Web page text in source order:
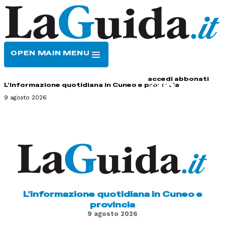
OPEN MAIN MENU
accedi abbonati
L'informazione quotidiana in Cuneo e provincia
9 agosto 2026
L'informazione quotidiana in Cuneo e
provincia
9 agosto 2026